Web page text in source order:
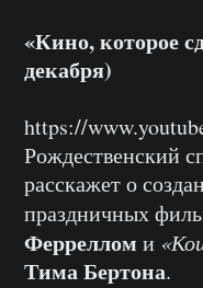
«Кино, которое
декабря)
https://
Рождественский
расскажет о
праздничных
Ферреллом и
Тима Бертона.